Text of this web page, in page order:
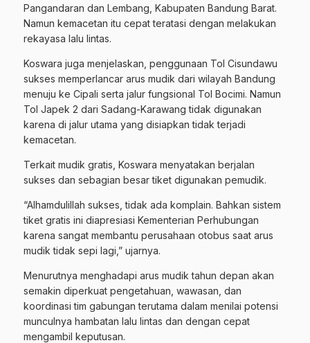
Pangandaran dan Lembang, Kabupaten Bandung Barat.
Namun kemacetan itu cepat teratasi dengan melakukan
rekayasa lalu lintas.
Koswara juga menjelaskan, penggunaan Tol Cisundawu
sukses memperlancar arus mudik dari wilayah Bandung
menuju ke Cipali serta jalur fungsional Tol Bocimi. Namun
Tol Japek 2 dari Sadang-Karawang tidak digunakan
karena di jalur utama yang disiapkan tidak terjadi
kemacetan.
Terkait mudik gratis, Koswara menyatakan berjalan
sukses dan sebagian besar tiket digunakan pemudik.
“Alhamdulillah sukses, tidak ada komplain. Bahkan sistem
tiket gratis ini diapresiasi Kementerian Perhubungan
karena sangat membantu perusahaan otobus saat arus
mudik tidak sepi lagi,” ujarnya.
Menurutnya menghadapi arus mudik tahun depan akan
semakin diperkuat pengetahuan, wawasan, dan
koordinasi tim gabungan terutama dalam menilai potensi
munculnya hambatan lalu lintas dan dengan cepat
mengambil keputusan.